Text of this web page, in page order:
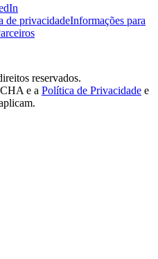
de privacidadeInformações para
reservados.
e a Política de Privacidade e